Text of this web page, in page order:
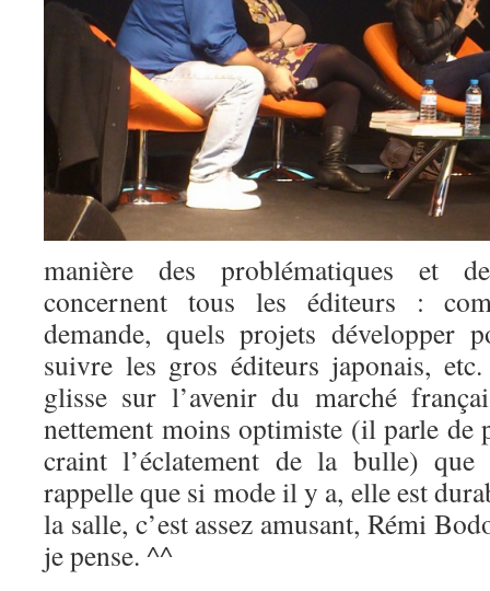
manière des problématiques et
concernent tous les éditeurs :
demande, quels projets développer
suivre les gros éditeurs japonais,
glisse sur l’avenir du marché
nettement moins optimiste (il parle de
craint l’éclatement de la bulle)
rappelle que si mode il y a, elle est
la salle, c’est assez amusant, Rémi
je pense. ^^